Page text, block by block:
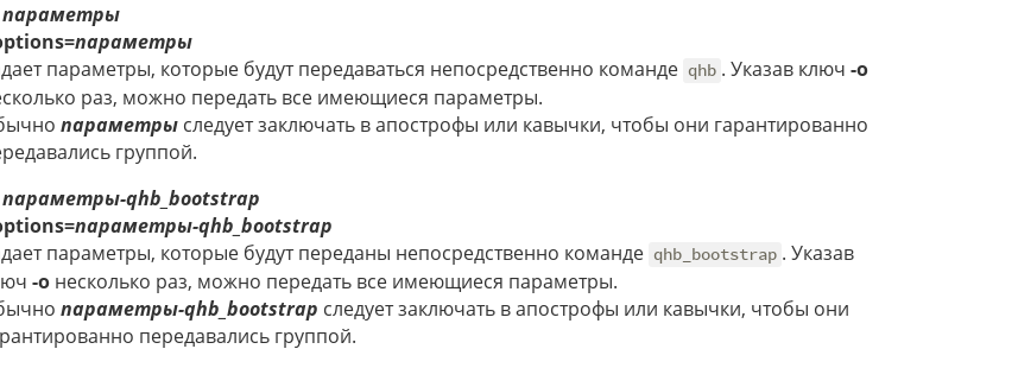
параметры
параметры
параметры, которые будут передаваться непосредственно команде qhb . Указав ключ-o
раз, можно передать все имеющиеся параметры.
параметры следует заключать в апострофы или кавычки, чтобы они гарантированно
группой.
параметры-qhb_bootstrap
параметры-qhb_bootstrap
параметры, которые будут переданы непосредственно команде qhb_bootstrap . Указав
-o несколько раз, можно передать все имеющиеся параметры.
параметры-qhb_bootstrap следует заключать в апострофы или кавычки, чтобы они
передавались группой.